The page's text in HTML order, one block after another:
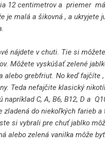
12 centimetrov a priemer
je malá a šikovná , a ukryjete
nájdete v chuti. Tie si
Môžete vyskúšať zelené
alebo grebfriut. No keď fajčíte
Teda nefajčite klasický
napríklad C, A, B6, B12, D a
zladená do niekoľkých farieb a
si vybrali pre chuť jablko
alebo zelená vanilka môže